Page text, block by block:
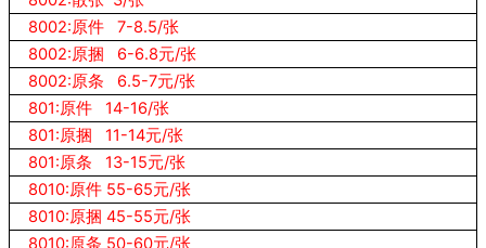
8002:原件 7-8.5/张
8002:原捆 6-6.8元/张
8002:原条 6.5-7元/张
801:原件 14-16/张
801:原捆 11-14元/张
801:原条 13-15元/张
8010:原件 55-65元/张
8010:原捆 45-55元/张
8010:原条 50-60元/张